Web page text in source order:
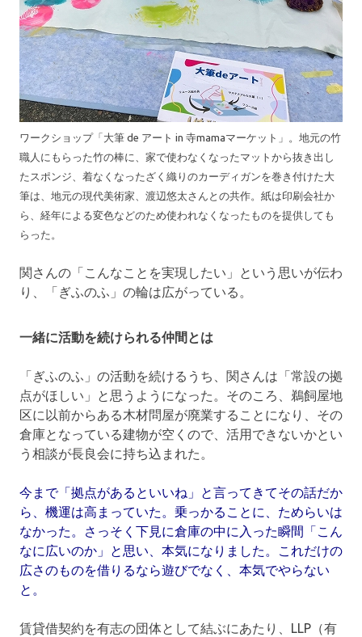
ワークショップ「大筆 de アート in 寺mamaマーケット」。地元の竹
職人にもらった竹の棒に、家で使わなくなったマットから抜き出し
たスポンジ、着なくなったざく織りのカーディガンを巻き付けた大
筆は、地元の現代美術家、渡辺悠太さんとの共作。紙は印刷会社か
ら、経年による変色などのため使われなくなったものを提供しても
らった。
関さんの「こんなことを実現したい」という思いが伝わ
り、「ぎふのふ」の輪は広がっている。
一緒に活動を続けられる仲間とは
「ぎふのふ」の活動を続けるうち、関さんは「常設の拠
点がほしい」と思うようになった。そのころ、鵜飼屋地
区に以前からある木材問屋が廃業することになり、その
倉庫となっている建物が空くので、活用できないかとい
う相談が長良会に持ち込まれた。
今まで「拠点があるといいね」と言ってきてその話だか
ら、機運は高まっていた。乗っかることに、ためらいは
なかった。さっそく下見に倉庫の中に入った瞬間「こん
なに広いのか」と思い、本気になりました。これだけの
広さのものを借りるなら遊びでなく、本気でやらない
と。
賃貸借契約を有志の団体として結ぶにあたり、LLP（有